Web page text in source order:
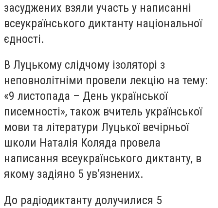
засуджених взяли участь у написанні
всеукраїнського диктанту національної
єдності.
В Луцькому слідчому ізоляторі з
неповнолітніми провели лекцію на тему:
«9 листопада – День української
писемності», також вчитель української
мови та літератури Луцької вечірньої
школи Наталія Коляда провела
написання всеукраїнського диктанту, в
якому задіяно 5 ув’язнених.
До радіодиктанту долучилися 5